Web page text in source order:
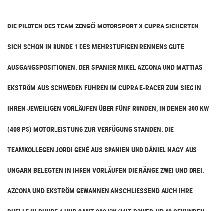
DIE PILOTEN DES TEAM ZENGŐ MOTORSPORT X CUPRA SICHERTEN
SICH SCHON IN RUNDE 1 DES MEHRSTUFIGEN RENNENS GUTE
AUSGANGSPOSITIONEN. DER SPANIER MIKEL AZCONA UND MATTIAS
EKSTRÖM AUS SCHWEDEN FUHREN IM CUPRA E-RACER ZUM SIEG IN
IHREN JEWEILIGEN VORLÄUFEN ÜBER FÜNF RUNDEN, IN DENEN 300 KW
(408 PS) MOTORLEISTUNG ZUR VERFÜGUNG STANDEN. DIE
TEAMKOLLEGEN JORDI GENÉ AUS SPANIEN UND DÁNIEL NAGY AUS
UNGARN BELEGTEN IN IHREN VORLÄUFEN DIE RÄNGE ZWEI UND DREI.
AZCONA UND EKSTRÖM GEWANNEN ANSCHLIESSEND AUCH IHRE D